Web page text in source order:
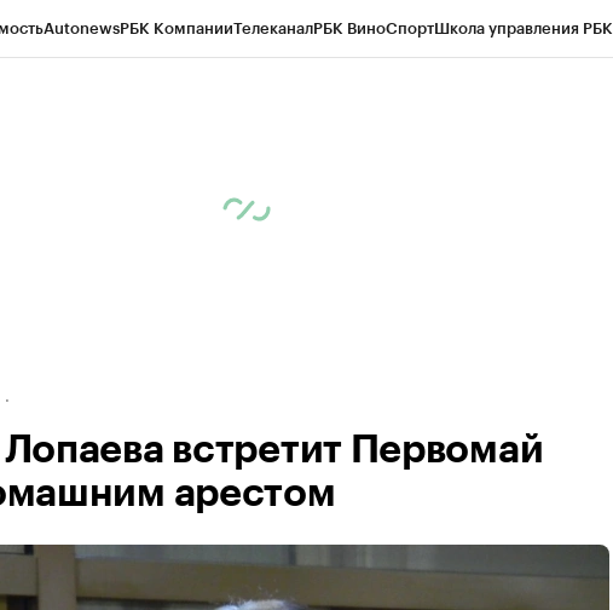
AutonewsРБК КомпанииТелеканалРБК ВиноСпортШкола управления РБК
Лопаева встретит Первомай
арестом